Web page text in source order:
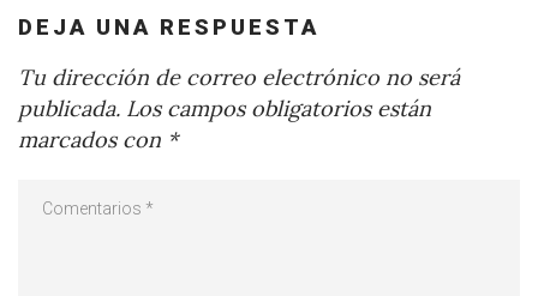
DEJA UNA RESPUESTA
Tu dirección de correo electrónico no será
publicada. Los campos obligatorios están
marcados con *